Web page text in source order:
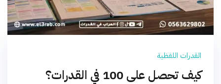
القدرات اللفظية
كيف تحصل على 100 في القدرات؟